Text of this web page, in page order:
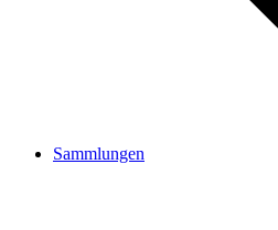
Sammlungen